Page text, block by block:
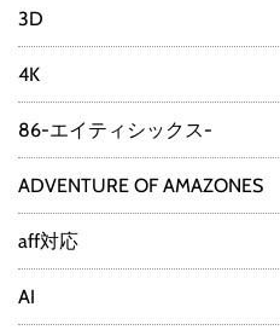
3D
4K
86-エイティシックス-
ADVENTURE OF AMAZONES
aff対応
AI